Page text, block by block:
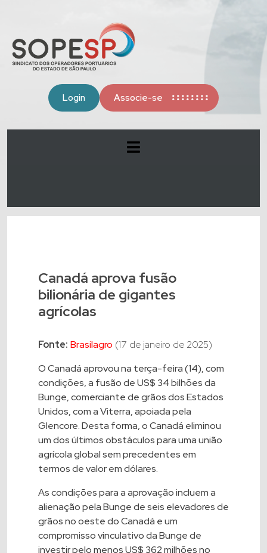
Login Associe-se
Canadá aprova fusão
bilionária de gigantes
agrícolas
Fonte: Brasilagro (17 de janeiro de 2025)
O Canadá aprovou na terça-feira (14), com
condições, a fusão de US$ 34 bilhões da
Bunge, comerciante de grãos dos Estados
Unidos, com a Viterra, apoiada pela
Glencore. Desta forma, o Canadá eliminou
um dos últimos obstáculos para uma união
agrícola global sem precedentes em
termos de valor em dólares.
As condições para a aprovação incluem a
alienação pela Bunge de seis elevadores de
grãos no oeste do Canadá e um
compromisso vinculativo da Bunge de
investir pelo menos US$ 362 milhões no